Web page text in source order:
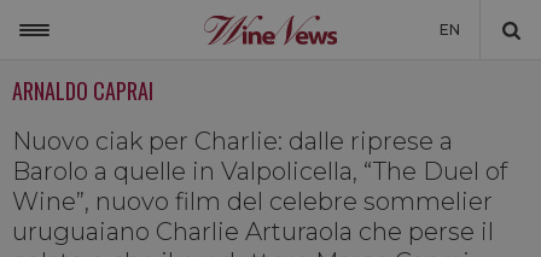
EN
MONDO
NON SOLO VINO
NEWSLETTER
ARNALDO CAPRAI
Nuovo ciak per Charlie: dalle riprese a
Barolo a quelle in Valpolicella, “The Duel of
Wine”, nuovo film del celebre sommelier
uruguaiano Charlie Arturaola che perse il